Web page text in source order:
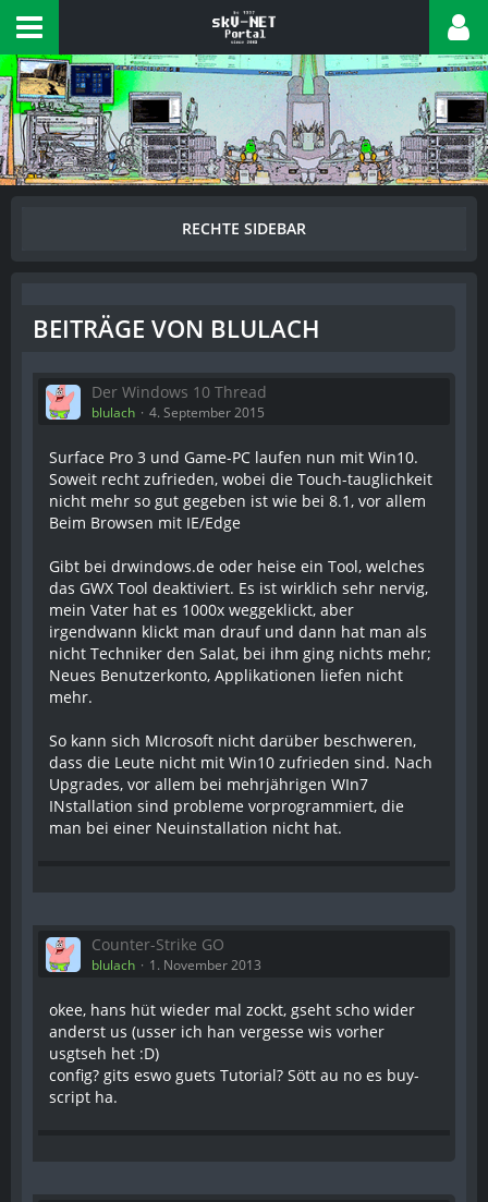
BEITRÄGE VON BLULACH
Der Windows 10 Thread
blulach 4. September 2015
Surface Pro 3 und Game-PC laufen nun mit Win10.
Soweit recht zufrieden, wobei die Touch-tauglichkeit
nicht mehr so gut gegeben ist wie bei 8.1, vor allem
Beim Browsen mit IE/Edge
Gibt bei drwindows.de oder heise ein Tool, welches
das GWX Tool deaktiviert. Es ist wirklich sehr nervig,
mein Vater hat es 1000x weggeklickt, aber
irgendwann klickt man drauf und dann hat man als
nicht Techniker den Salat, bei ihm ging nichts mehr;
Neues Benutzerkonto, Applikationen liefen nicht
mehr.
So kann sich MIcrosoft nicht darüber beschweren,
dass die Leute nicht mit Win10 zufrieden sind. Nach
Upgrades, vor allem bei mehrjährigen WIn7
INstallation sind probleme vorprogrammiert, die
man bei einer Neuinstallation nicht hat.
Counter-Strike GO
blulach 1. November 2013
okee, hans hüt wieder mal zockt, gseht scho wider
anderst us (usser ich han vergesse wis vorher
usgtseh het :D)
config? gits eswo guets Tutorial? Sött au no es buy-
script ha.